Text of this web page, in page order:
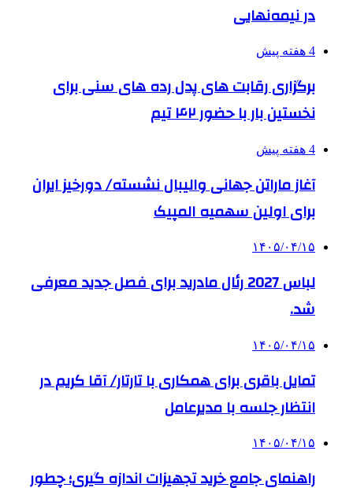
در نیمه‌نهایی
4 هفته پیش
برگزاری رقابت های پدل رده های سنی برای
نخستین بار با حضور ۴۲ تیم
4 هفته پیش
آغاز ماراتن جهانی والیبال نشسته/ دورخیز ایران
برای اولین سهمیه المپیک
۱۴۰۵/۰۴/۱۵
لباس 2027 رئال مادرید برای فصل جدید معرفی
شد.
۱۴۰۵/۰۴/۱۵
تمایل باقری برای همکاری با تارتار/ آقا کریم در
انتظار جلسه با مدیرعامل
۱۴۰۵/۰۴/۱۵
راهنمای جامع خرید تجهیزات اندازه گیری؛ چطور